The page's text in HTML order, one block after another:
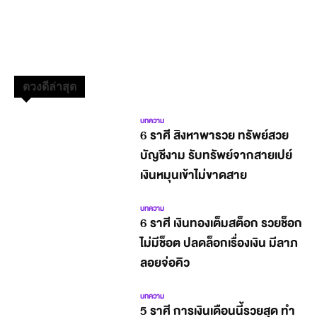
ดวงดีล่าสุด
บทความ
6 ราศี สิงหาพารวย ทรัพย์สวย
บัญชีงาม รับทรัพย์จากสายเปย์
เงินหมุนเข้าไม่ขาดสาย
บทความ
6 ราศี เงินทองเต็มสต็อก รวยช็อก
ไม่มีช็อต ปลดล็อกเรื่องเงิน มีลาภ
ลอยจ่อคิว
บทความ
5 ราศี การเงินเดือนนี้รวยสุด ทำ